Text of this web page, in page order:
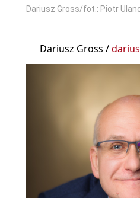
Dariusz Gross/fot.: Piotr
Dariusz Gross /